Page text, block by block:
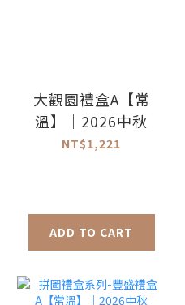
大觀園禮盒A【常
溫】｜2026中秋
NT$1,221
ADD TO CART